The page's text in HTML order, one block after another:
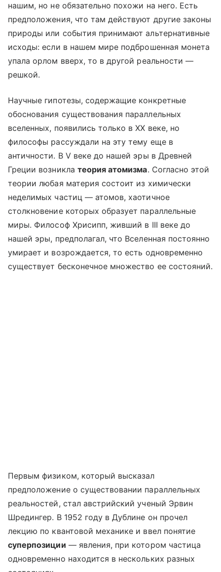
нашим, но не обязательно похожи на него. Есть
предположения, что там действуют другие законы
природы или события принимают альтернативные
исходы: если в нашем мире подброшенная монета
упала орлом вверх, то в другой реальности —
решкой.
Научные гипотезы, содержащие конкретные
обоснования существования параллельных
вселенных, появились только в XX веке, но
философы рассуждали на эту тему еще в
античности. В V веке до нашей эры в Древней
Греции возникла теория атомизма. Согласно этой
теории любая материя состоит из химически
неделимых частиц — атомов, хаотичное
столкновение которых образует параллельные
миры. Философ Хрисипп, живший в III веке до
нашей эры, предполагал, что Вселенная постоянно
умирает и возрождается, то есть одновременно
существует бесконечное множество ее состояний.
Первым физиком, который высказал
предположение о существовании параллельных
реальностей, стал австрийский ученый Эрвин
Шредингер. В 1952 году в Дублине он прочел
лекцию по квантовой механике и ввел понятие
суперпозиции — явления, при котором частица
одновременно находится в нескольких разных